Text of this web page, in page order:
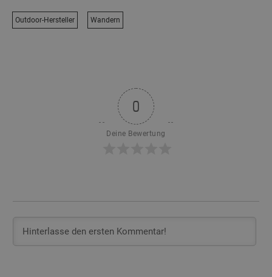
Outdoor-Hersteller Wandern
0
Deine Bewertung